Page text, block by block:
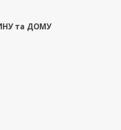
та ДОМУ